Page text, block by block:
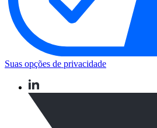
Suas opções de privacidade